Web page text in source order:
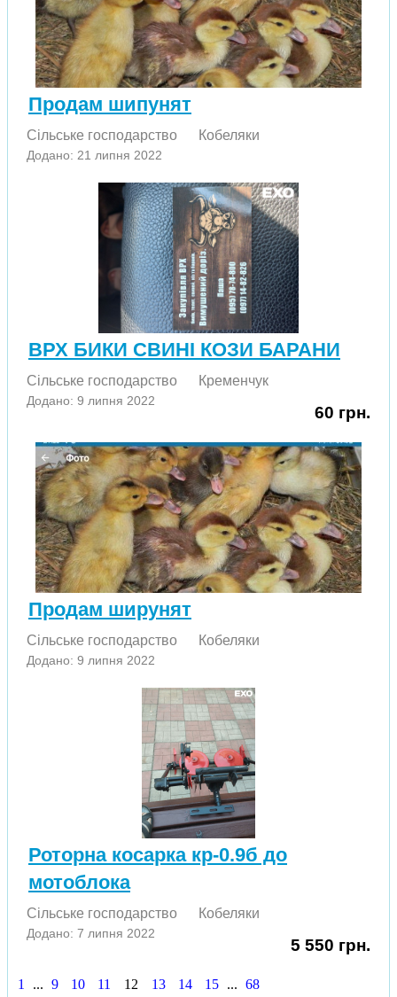
Продам шипунят
Сільське господарство Кобеляки
Додано: 21 липня 2022
ВРХ БИКИ СВИНІ КОЗИ БАРАНИ
Сільське господарство Кременчук
Додано: 9 липня 2022
60 грн.
Продам ширунят
Сільське господарство Кобеляки
Додано: 9 липня 2022
Роторна косарка кр-0.9б до
мотоблока
Сільське господарство Кобеляки
Додано: 7 липня 2022
5 550 грн.
1 ... 9 10 11 12 13 14 15 ... 68